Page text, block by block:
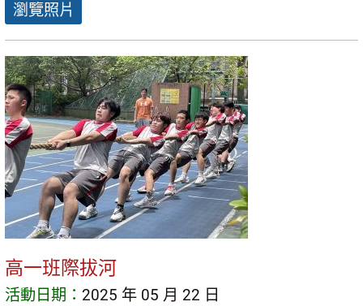
瀏覽照片
高一班際拔河
活動日期： 2025 年 05 月 22 日